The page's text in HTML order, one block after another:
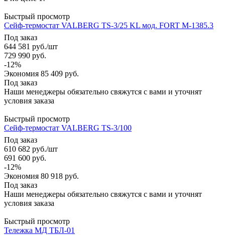
Быстрый просмотр
Сейф-термостат VALBERG TS-3/25 KL мод. FORT M-1385.3
Под заказ
644 581 руб./шт
729 990 руб.
-12%
Экономия 85 409 руб.
Под заказ
Наши менеджеры обязательно свяжутся с вами и уточнят
условия заказа
Быстрый просмотр
Сейф-термостат VALBERG TS-3/100
Под заказ
610 682 руб./шт
691 600 руб.
-12%
Экономия 80 918 руб.
Под заказ
Наши менеджеры обязательно свяжутся с вами и уточнят
условия заказа
Быстрый просмотр
Тележка МД ТБЛ-01